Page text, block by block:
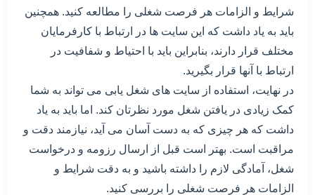
شرایط و الزامات هر فرصت شغلی را مطالعه کنید. همچنین
باید به یاد داشت که این سایت ها در ارتباط با کارفرمایان
مختلف قرار دارند، بنابراین باید با احتیاط و شفافیت در
ارتباط با آنها قرار بگیرید.
در نهایت، استفاده از سایت های شغل یابی می تواند به شما
کمک زیادی در یافتن شغل مورد نظرتان کند. اما باید به یاد
داشت که هر چیزی که به دست آسان می آید، نیازمند دقت و
مراقبت است. بهتر است قبل از ارسال رزومه و درخواست
شغل، آمادگی لازم را داشته باشید و به دقت شرایط و
الزامات هر فرصت شغلی را بررسی کنید.